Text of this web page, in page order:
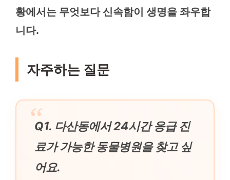
황에서는 무엇보다 신속함이 생명을 좌우합
니다.
자주하는 질문
Q1. 다산동에서 24시간 응급 진
료가 가능한 동물병원을 찾고 싶
어요.